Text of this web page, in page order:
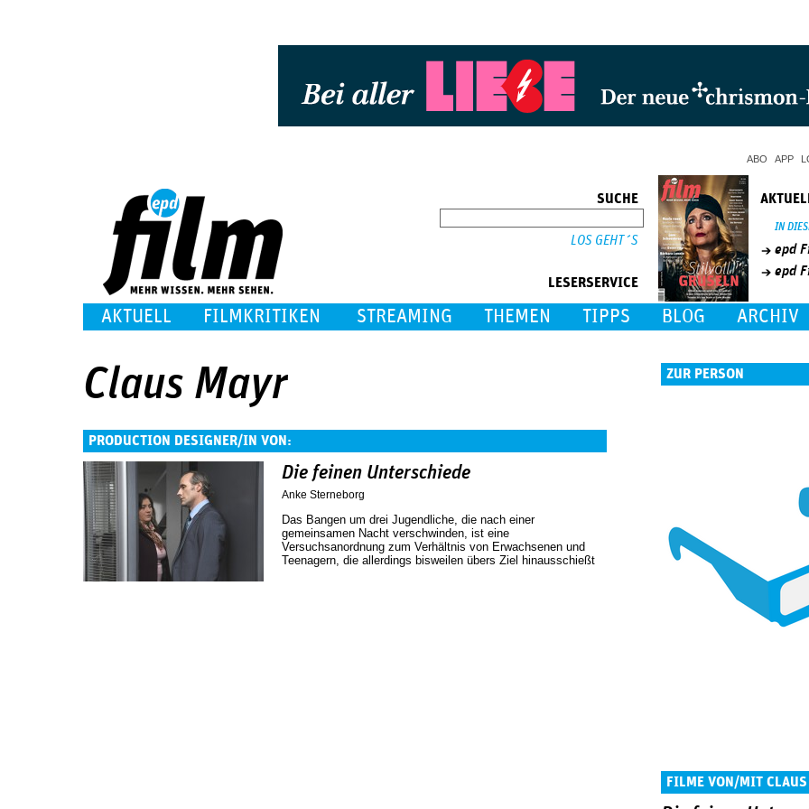
ABO APP
SUCHE
LESERSERVICE
IN
epd
epd
AKTUELL FILMKRITIKEN STREAMING THEMEN TIPPS BLOG ARCHIV
Claus Mayr
PRODUCTION DESIGNER/IN VON:
Die feinen Unterschiede
Anke Sterneborg
Das Bangen um drei Jugendliche, die nach einer
gemeinsamen Nacht verschwinden, ist eine
Versuchsanordnung zum Verhältnis von Erwachsenen und
Teenagern, die allerdings bisweilen übers Ziel hinausschießt
ZUR PERSON
FILME VON/MIT CLAUS